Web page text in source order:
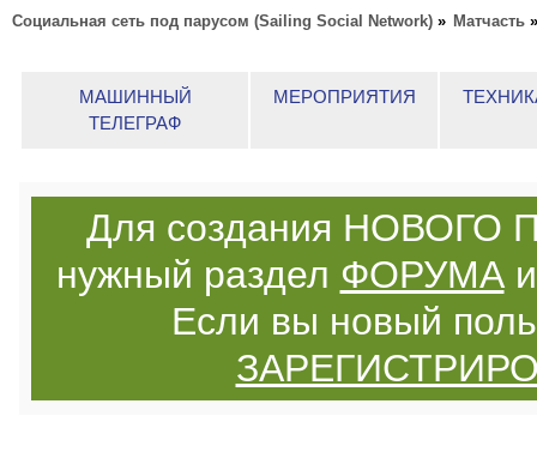
Социальная сеть под парусом (Sailing Social Network) » Матчасть
МАШИННЫЙ
ТЕЛЕГРАФ
МЕРОПРИЯТИЯ
Для создания НОВОГО
нужный раздел ФОРУМАи
Если вы новый